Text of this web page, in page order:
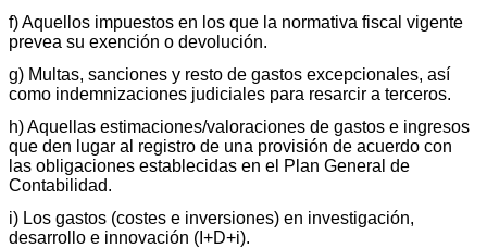
f) Aquellos impuestos en los que la normativa fiscal vigente
prevea su exención o devolución.
g) Multas, sanciones y resto de gastos excepcionales, así
como indemnizaciones judiciales para resarcir a terceros.
h) Aquellas estimaciones/valoraciones de gastos e ingresos
que den lugar al registro de una provisión de acuerdo con
las obligaciones establecidas en el Plan General de
Contabilidad.
i) Los gastos (costes e inversiones) en investigación,
desarrollo e innovación (I+D+i).